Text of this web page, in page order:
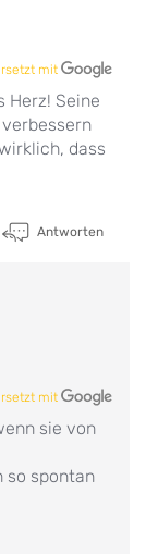
mit
Herz! Seine
dass
Antworten
mit
sie von
so spontan